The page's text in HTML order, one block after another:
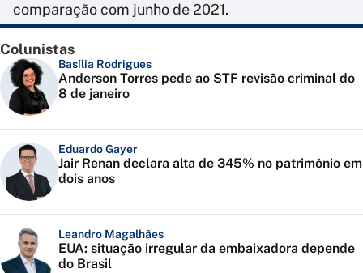
comparação com junho de 2021.
Colunistas
Basília Rodrigues
Anderson Torres pede ao STF revisão criminal do
8 de janeiro
Eduardo Gayer
Jair Renan declara alta de 345% no patrimônio em
dois anos
Leandro Magalhães
EUA: situação irregular da embaixadora depende
do Brasil